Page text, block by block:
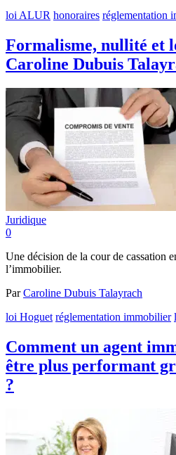
loi ALUR honoraires réglementation
Formalisme, nullité et
Caroline Dubuis
Juridique
0
Une décision de la cour de cassation
l’immobilier.
ParCaroline Dubuis Talayrach
loi Hoguet réglementation immobilier
Comment un agent
être plus performant
?